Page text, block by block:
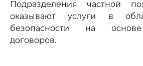
Подразделения частной
оказывают услуги в
безопасности на
договоров.